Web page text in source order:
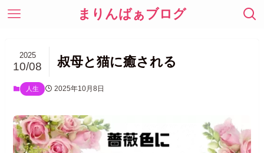
まりんばぁブログ
叔母と猫に癒される
2025
10/08
人生 2025年10月8日